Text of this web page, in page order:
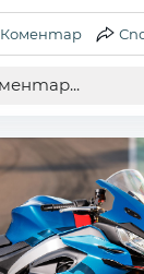
Коментар